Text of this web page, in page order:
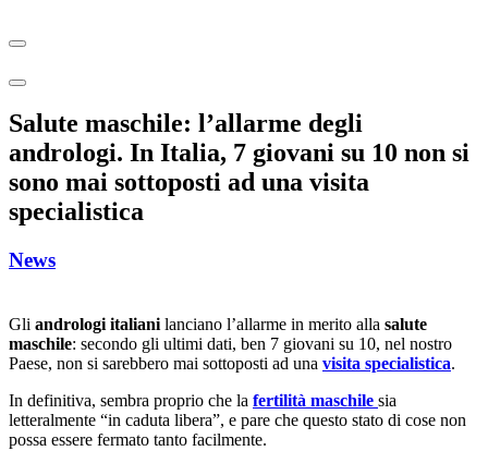
Salute maschile: l’allarme degli
andrologi. In Italia, 7 giovani su 10 non si
sono mai sottoposti ad una visita
specialistica
News
Gli andrologi italiani lanciano l’allarme in merito alla salute
maschile: secondo gli ultimi dati, ben 7 giovani su 10, nel nostro
Paese, non si sarebbero mai sottoposti ad una visita specialistica.
In definitiva, sembra proprio che la fertilità maschile sia
letteralmente “in caduta libera”, e pare che questo stato di cose non
possa essere fermato tanto facilmente.